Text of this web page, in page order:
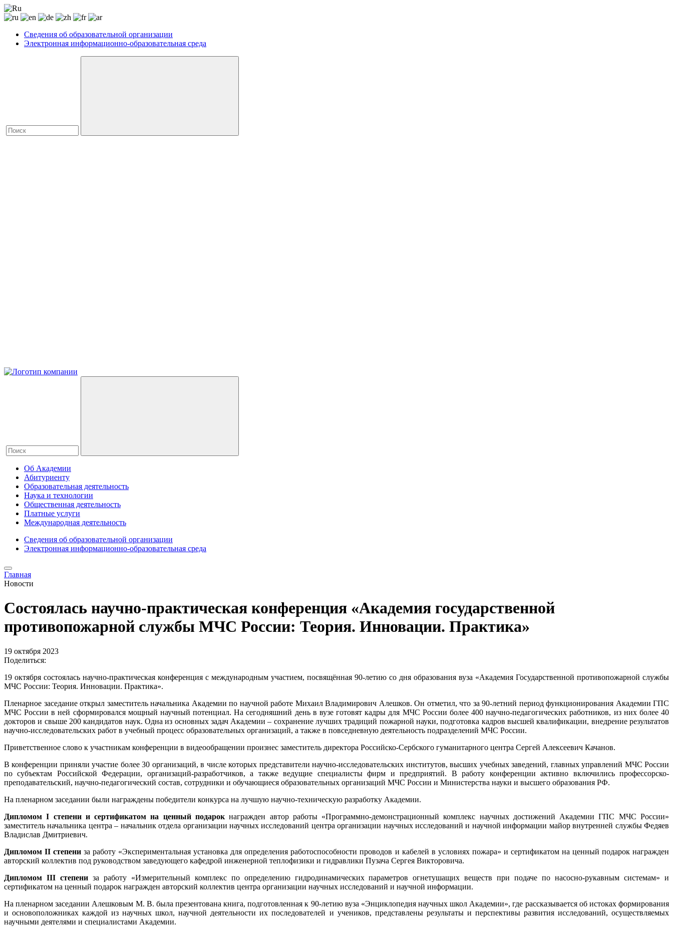
Сведения об образовательной организации
Электронная информационно-образовательная среда
Об Академии
Абитуриенту
Образовательная деятельность
Наука и технологии
Общественная деятельность
Платные услуги
Международная деятельность
Сведения об образовательной организации
Электронная информационно-образовательная среда
Главная
Новости
Состоялась научно-практическая конференция «Академия государственной
противопожарной службы МЧС России: Теория. Инновации. Практика»
19 октября 2023
Поделиться:
19 октября состоялась научно-практическая конференция с международным участием, посвящённая 90-летию со дня образования вуза «Академия Государственной противопожарной службы
МЧС России: Теория. Инновации. Практика».
Пленарное заседание открыл заместитель начальника Академии по научной работе Михаил Владимирович Алешков. Он отметил, что за 90-летний период функционирования Академии ГПС
МЧС России в ней сформировался мощный научный потенциал. На сегодняшний день в вузе готовят кадры для МЧС России более 400 научно-педагогических работников, из них более 40
докторов и свыше 200 кандидатов наук. Одна из основных задач Академии – сохранение лучших традиций пожарной науки, подготовка кадров высшей квалификации, внедрение результатов
научно-исследовательских работ в учебный процесс образовательных организаций, а также в повседневную деятельность подразделений МЧС России.
Приветственное слово к участникам конференции в видеообращении произнес заместитель директора Российско-Сербского гуманитарного центра Сергей Алексеевич Качанов.
В конференции приняли участие более 30 организаций, в числе которых представители научно-исследовательских институтов, высших учебных заведений, главных управлений МЧС России
по субъектам Российской Федерации, организаций-разработчиков, а также ведущие специалисты фирм и предприятий. В работу конференции активно включились профессорско-
преподавательский, научно-педагогический состав, сотрудники и обучающиеся образовательных организаций МЧС России и Министерства науки и высшего образования РФ.
На пленарном заседании были награждены победители конкурса на лучшую научно-техническую разработку Академии.
Дипломом I степени и сертификатом на ценный подарокнагражден автор работы «Программно-демонстрационный комплекс научных достижений Академии ГПС МЧС России»
заместитель начальника центра – начальник отдела организации научных исследований центра организации научных исследований и научной информации майор внутренней службы Федяев
Владислав Дмитриевич.
Дипломом II степени за работу «Экспериментальная установка для определения работоспособности проводов и кабелей в условиях пожара» и сертификатом на ценный подарок награжден
авторский коллектив под руководством заведующего кафедрой инженерной теплофизики и гидравлики Пузача Сергея Викторовича.
Дипломом III степениза работу «Измерительный комплекс по определению гидродинамических параметров огнетушащих веществ при подаче по насосно-рукавным системам» и
сертификатом на ценный подарок награжден авторский коллектив центра организации научных исследований и научной информации.
На пленарном заседании Алешковым М. В. была презентована книга, подготовленная к 90-летию вуза «Энциклопедия научных школ Академии», где рассказывается об истоках формирования
и основоположниках каждой из научных школ, научной деятельности их последователей и учеников, представлены результаты и перспективы развития исследований, осуществляемых
научными деятелями и специалистами Академии.